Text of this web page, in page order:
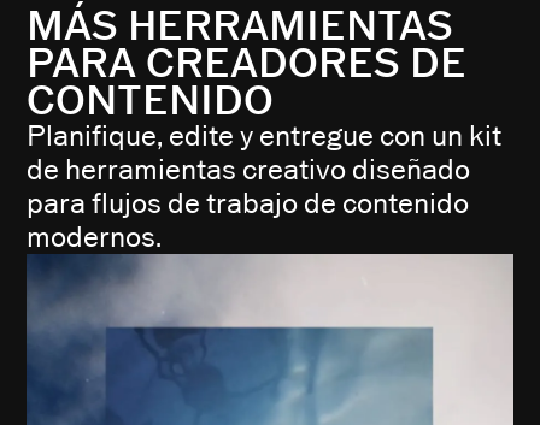
MÁS HERRAMIENTAS
PARA CREADORES DE
CONTENIDO
Planifique, edite y entregue con un kit
de herramientas creativo diseñado
para flujos de trabajo de contenido
modernos.